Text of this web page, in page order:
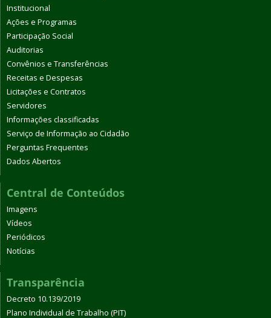
Institucional
Ações e Programas
Participação Social
Auditorias
Convênios e Transferências
Receitas e Despesas
Licitações e Contratos
Servidores
Informações classificadas
Serviço de Informação ao Cidadão
Perguntas Frequentes
Dados Abertos
Central de Conteúdos
Imagens
Vídeos
Periódicos
Notícias
Transparência
Decreto 10.139/2019
Plano Individual de Trabalho (PIT)